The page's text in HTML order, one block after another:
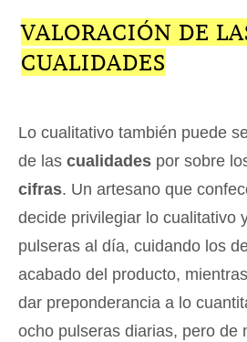
VALORACIÓN DE
CUALIDADES
Lo cualitativo también puede
de las cualidades por sobre
cifras. Un artesano que
decide privilegiar lo cualitativo
pulseras al día, cuidando los
acabado del producto,
dar preponderancia a lo
ocho pulseras diarias, pero de